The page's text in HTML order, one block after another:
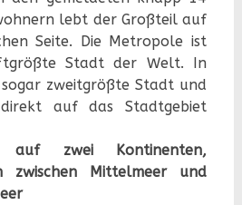
lebt der Großteil auf
Seite. Die Metropole ist
Stadt der Welt. In
sogar zweitgrößte Stadt und
auf das Stadtgebiet
auf zwei Kontinenten,
zwischen Mittelmeer und